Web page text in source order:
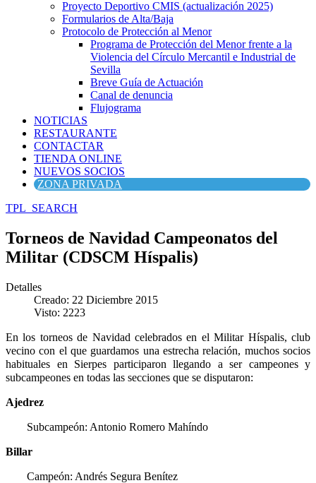
Proyecto Deportivo CMIS (actualización 2025)
Formularios de Alta/Baja
Protocolo de Protección al Menor
Programa de Protección del Menor frente a la
Violencia del Círculo Mercantil e Industrial de
Sevilla
Breve Guía de Actuación
Canal de denuncia
Flujograma
NOTICIAS
RESTAURANTE
CONTACTAR
TIENDA ONLINE
NUEVOS SOCIOS
ZONA PRIVADA
TPL_SEARCH
Torneos de Navidad Campeonatos del
Militar (CDSCM Híspalis)
Detalles
Creado: 22 Diciembre 2015
Visto: 2223
En los torneos de Navidad celebrados en el Militar Híspalis, club
vecino con el que guardamos una estrecha relación, muchos socios
habituales en Sierpes participaron llegando a ser campeones y
subcampeones en todas las secciones que se disputaron:
Ajedrez
Subcampeón: Antonio Romero Mahíndo
Billar
Campeón: Andrés Segura Benítez